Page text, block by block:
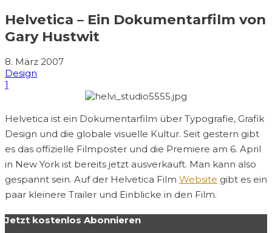
Helvetica – Ein Dokumentarfilm von
Gary Hustwit
8. März 2007
Design
1
Helvetica ist ein Dokumentarfilm über Typografie, Grafik
Design und die globale visuelle Kultur. Seit gestern gibt
es das offizielle Filmposter und die Premiere am 6. April
in New York ist bereits jetzt ausverkauft. Man kann also
gespannt sein. Auf der Helvetica Film Website gibt es ein
paar kleinere Trailer und Einblicke in den Film.
Jetzt kostenlos Abonnieren